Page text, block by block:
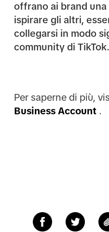
offrano ai brand
ispirare gli altri,
collegarsi in modo
community di TikTok.
Per saperne di più,
Business Account.